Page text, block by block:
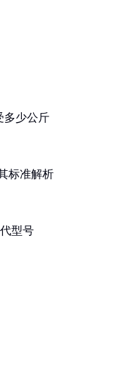
多少公斤
标准解析
型号